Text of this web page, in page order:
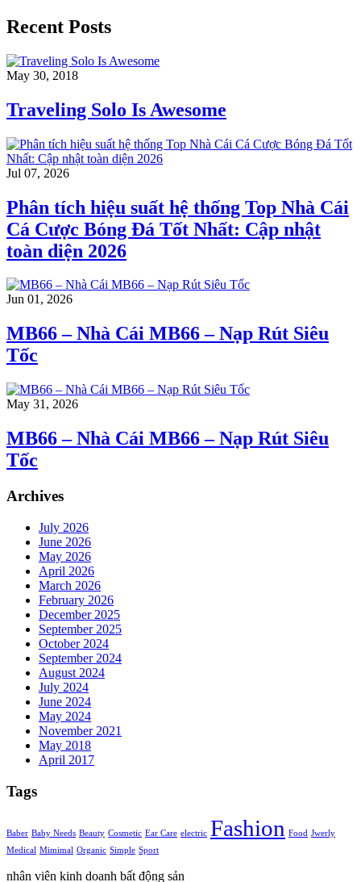
Recent Posts
May 30, 2018
Traveling Solo Is Awesome
Jul 07, 2026
Phân tích hiệu suất hệ thống Top Nhà Cái
Cá Cược Bóng Đá Tốt Nhất: Cập nhật
toàn diện 2026
Jun 01, 2026
MB66 – Nhà Cái MB66 – Nạp Rút Siêu
Tốc
May 31, 2026
MB66 – Nhà Cái MB66 – Nạp Rút Siêu
Tốc
Archives
July 2026
June 2026
May 2026
April 2026
March 2026
February 2026
December 2025
September 2025
October 2024
September 2024
August 2024
July 2024
June 2024
May 2024
November 2021
May 2018
April 2017
Tags
Baber Baby Needs Beauty Cosmetic Ear Care electric Fashion Food Jwerly
Medical Mimimal Organic Simple Sport
nhân viên kinh doanh bất động sản